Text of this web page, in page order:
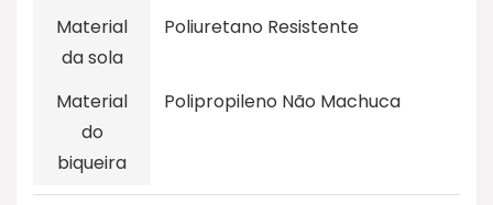
Material
da sola
Poliuretano Resistente
Material
do
biqueira
Polipropileno Não Machuca